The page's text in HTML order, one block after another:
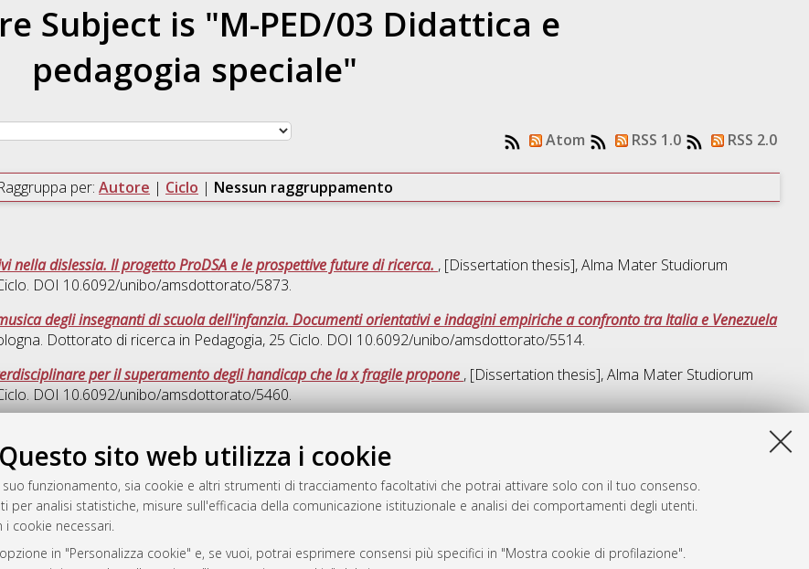
Questo sito web utilizza i cookie
funzionamento, sia cookie e altri strumenti di tracciamento facoltativi che potrai attivare solo con il tuo consenso.
analisi statistiche, misure sull'efficacia della comunicazione istituzionale e analisi dei comportamenti degli utenti.
i cookie necessari.
in "Personalizza cookie" e, se vuoi, potrai esprimere consensi più specifici in "Mostra cookie di profilazione".
Subject is "M-PED/03 Didattica e
pedagogia speciale"
Atom RSS 1.0 RSS 2.0
per: Autore | Ciclo | Nessun raggruppamento
nella dislessia. Il progetto ProDSA e le prospettive future di ricerca. , [Dissertation thesis], Alma Mater Studiorum
DOI 10.6092/unibo/amsdottorato/5873.
degli insegnanti di scuola dell'infanzia. Documenti orientativi e indagini empiriche a confronto tra Italia e Venezuela
Dottorato di ricerca in Pedagogia, 25 Ciclo. DOI 10.6092/unibo/amsdottorato/5514.
per il superamento degli handicap che la x fragile propone , [Dissertation thesis], Alma Mater Studiorum
DOI 10.6092/unibo/amsdottorato/5460.
Questa lista e' stata generata il Wed Aug 5 20:33:39 2026 CEST.
e gestito da